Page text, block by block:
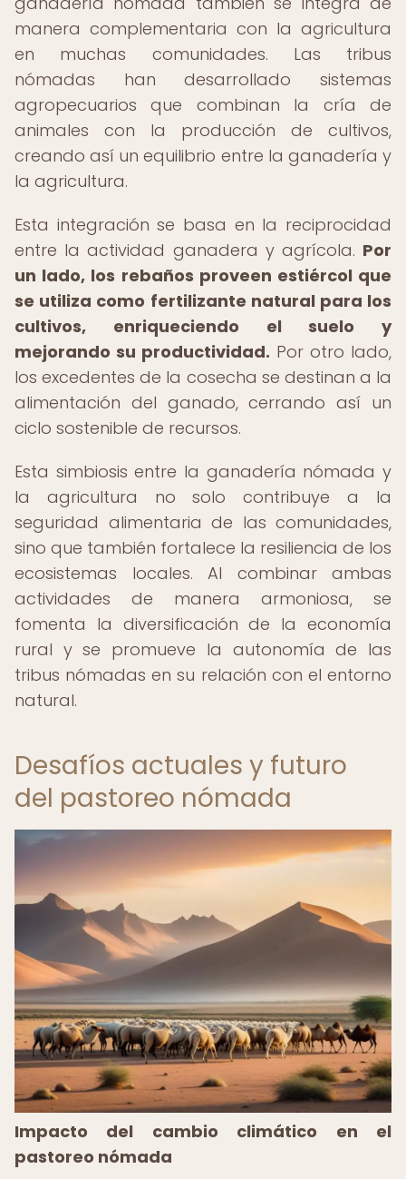
manera complementaria con la agricultura
en muchas comunidades. Las tribus
nómadas han desarrollado sistemas
agropecuarios que combinan la cría de
animales con la producción de cultivos,
creando así un equilibrio entre la ganadería y
la agricultura.
Esta integración se basa en la reciprocidad
entre la actividad ganadera y agrícola. Por
un lado, los rebaños proveen estiércol que
se utiliza como fertilizante natural para los
cultivos, enriqueciendo el suelo y
mejorando su productividad. Por otro lado,
los excedentes de la cosecha se destinan a la
alimentación del ganado, cerrando así un
ciclo sostenible de recursos.
Esta simbiosis entre la ganadería nómada y
la agricultura no solo contribuye a la
seguridad alimentaria de las comunidades,
sino que también fortalece la resiliencia de los
ecosistemas locales. Al combinar ambas
actividades de manera armoniosa, se
fomenta la diversificación de la economía
rural y se promueve la autonomía de las
tribus nómadas en su relación con el entorno
natural.
Desafíos actuales y futuro
del pastoreo nómada
Impacto del cambio climático en el
pastoreo nómada